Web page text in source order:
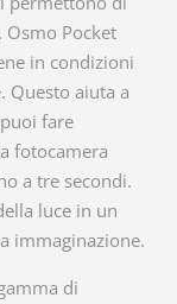
Osmo Pocket
in condizioni
Questo aiuta a
fare
fotocamera
a tre secondi.
luce in un
immaginazione.
di